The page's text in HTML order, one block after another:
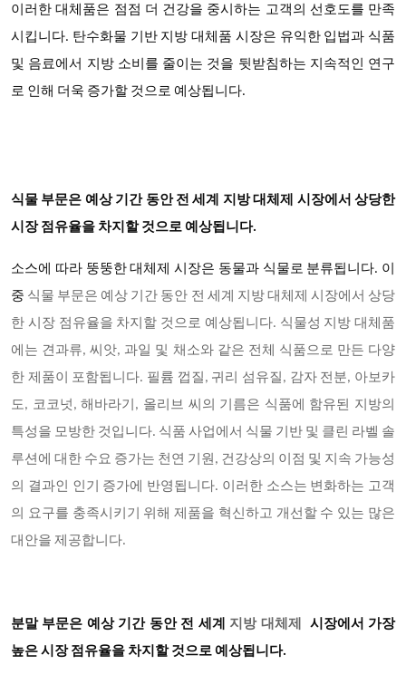
이러한 대체품은 점점 더 건강을 중시하는 고객의 선호도를 만족
시킵니다. 탄수화물 기반 지방 대체품 시장은 유익한 입법과 식품
및 음료에서 지방 소비를 줄이는 것을 뒷받침하는 지속적인 연구
로 인해 더욱 증가할 것으로 예상됩니다.
식물 부문은 예상 기간 동안 전 세계 지방 대체제 시장에서 상당한
시장 점유율을 차지할 것으로 예상됩니다.
소스에 따라 뚱뚱한 대체제 시장은 동물과 식물로 분류됩니다. 이
중 식물 부문은 예상 기간 동안 전 세계 지방 대체제 시장에서 상당
한 시장 점유율을 차지할 것으로 예상됩니다. 식물성 지방 대체품
에는 견과류, 씨앗, 과일 및 채소와 같은 전체 식품으로 만든 다양
한 제품이 포함됩니다. 필륨 껍질, 귀리 섬유질, 감자 전분, 아보카
도, 코코넛, 해바라기, 올리브 씨의 기름은 식품에 함유된 지방의
특성을 모방한 것입니다. 식품 사업에서 식물 기반 및 클린 라벨 솔
루션에 대한 수요 증가는 천연 기원, 건강상의 이점 및 지속 가능성
의 결과인 인기 증가에 반영됩니다. 이러한 소스는 변화하는 고객
의 요구를 충족시키기 위해 제품을 혁신하고 개선할 수 있는 많은
대안을 제공합니다.
분말 부문은 예상 기간 동안 전 세계 지방 대체제
시장에서 가장
높은 시장 점유율을 차지할 것으로 예상됩니다.